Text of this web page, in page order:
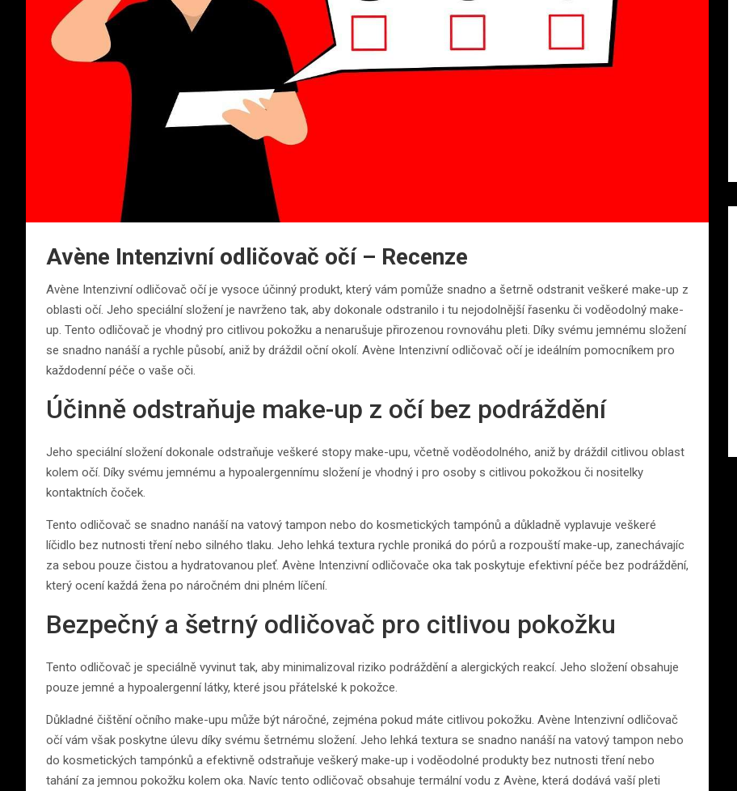
Avène Intenzivní odličovač očí – Recenze
Avène Intenzivní odličovač očí je vysoce účinný produkt, který vám pomůže snadno a šetrně odstranit veškeré make-up z
oblasti očí. Jeho speciální složení je navrženo tak, aby dokonale odstranilo i tu nejodolnější řasenku či voděodolný make-
up. Tento odličovač je vhodný pro citlivou pokožku a nenarušuje přirozenou rovnováhu pleti. Díky svému jemnému složení
se snadno nanáší a rychle působí, aniž by dráždil oční okolí. Avène Intenzivní odličovač očí je ideálním pomocníkem pro
každodenní péče o vaše oči.
Účinně odstraňuje make-up z očí bez podráždění
Jeho speciální složení dokonale odstraňuje veškeré stopy make-upu, včetně voděodolného, aniž by dráždil citlivou oblast
kolem očí. Díky svému jemnému a hypoalergennímu složení je vhodný i pro osoby s citlivou pokožkou či nositelky
kontaktních čoček.
Tento odličovač se snadno nanáší na vatový tampon nebo do kosmetických tampónů a důkladně vyplavuje veškeré
líčidlo bez nutnosti tření nebo silného tlaku. Jeho lehká textura rychle proniká do pórů a rozpouští make-up, zanechávajíc
za sebou pouze čistou a hydratovanou pleť. Avène Intenzivní odličovače oka tak poskytuje efektivní péče bez podráždění,
který ocení každá žena po náročném dni plném líčení.
Bezpečný a šetrný odličovač pro citlivou pokožku
Tento odličovač je speciálně vyvinut tak, aby minimalizoval riziko podráždění a alergických reakcí. Jeho složení obsahuje
pouze jemné a hypoalergenní látky, které jsou přátelské k pokožce.
Důkladné čištění očního make-upu může být náročné, zejména pokud máte citlivou pokožku. Avène Intenzivní odličovač
očí vám však poskytne úlevu díky svému šetrnému složení. Jeho lehká textura se snadno nanáší na vatový tampon nebo
do kosmetických tampónků a efektivně odstraňuje veškerý make-up i voděodolné produkty bez nutnosti tření nebo
tahání za jemnou pokožku kolem oka. Navíc tento odličovač obsahuje termální vodu z Avène, která dodává vaší pleti